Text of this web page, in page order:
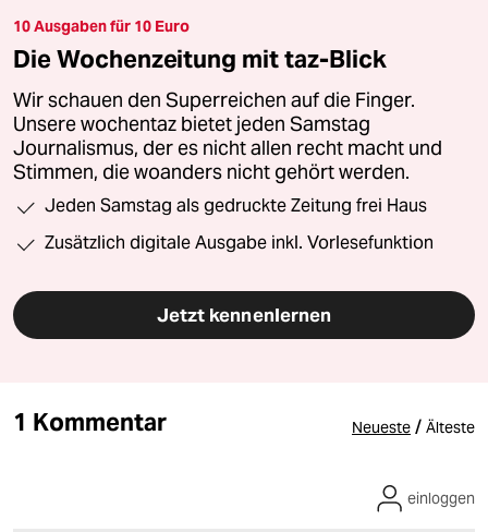
10 Ausgaben für 10 Euro
Die Wochenzeitung mit taz-Blick
Wir schauen den Superreichen auf die Finger.
Unsere wochentaz bietet jeden Samstag
Journalismus, der es nicht allen recht macht und
Stimmen, die woanders nicht gehört werden.
Jeden Samstag als gedruckte Zeitung frei Haus
Zusätzlich digitale Ausgabe inkl. Vorlesefunktion
Jetzt kennenlernen
1 Kommentar Neueste / Älteste
einloggen